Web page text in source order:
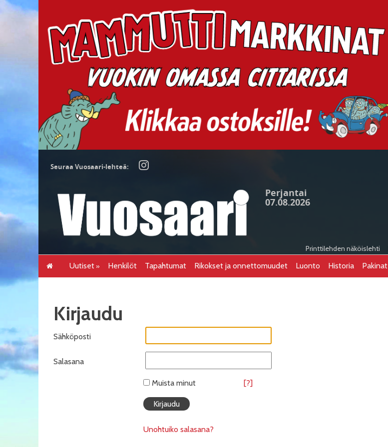
Seuraa Vuosaari-lehteä:
Perjantai
07.08.2026
Printtilehden näköislehti
Uutiset Henkilöt Tapahtumat Rikokset ja onnettomuudet Luonto Historia Pakinat
Kirjaudu
Sähköposti
Salasana
Muista minut [?]
Unohtuiko salasana?